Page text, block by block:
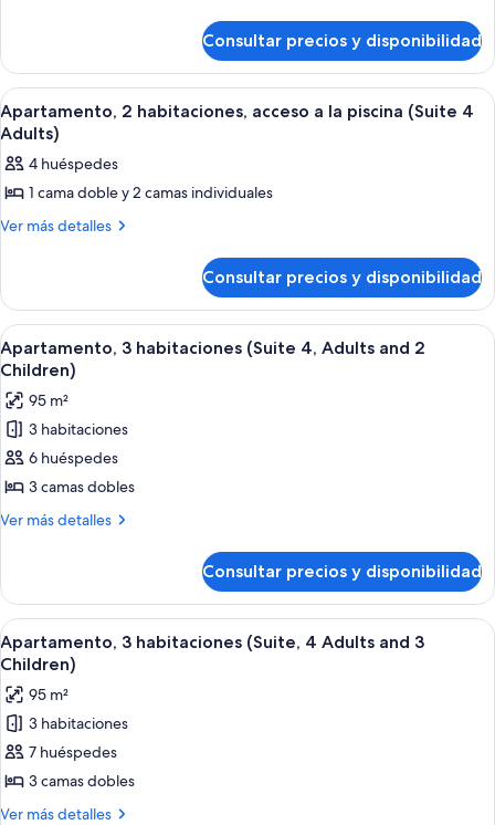
la
piscina
(Suite
2,
Adults
and
Children)
2
habitaciones,
acceso
a
piscina
(Suite
Adults
Consultar precios y disponibilidad
Abrir
todas
las
fotos
de
Apartamento,
acceso
a
la
piscina
(Suite
4
Adults)
Un dormitorio con una cama
6
Apartamento, 2 habitaciones, acceso a la piscina (Suite 4
Adults)
4 huéspedes
1 cama doble y 2 camas individuales
Ver más detalles
Más
2
habitaciones,
acceso
a
piscina
(Suite
4
Adults)
Consultar precios y disponibilidad
Abrir
todas
las
fotos
de
Apartamento,
3
habitaciones
Adults
and
2
Children)
Habitación de hotel con cama,
6
Apartamento, 3 habitaciones (Suite 4, Adults and 2
Children)
95 m²
3 habitaciones
6 huéspedes
3 camas dobles
Ver más detalles
Más
3
habitaciones
(Suite
4,
and
2
Children)
Consultar precios y disponibilidad
Abrir
todas
las
fotos
de
Apartamento,
3
habitaciones
Habitación de hotel con cama,
6
Apartamento, 3 habitaciones (Suite, 4 Adults and 3
Children)
95 m²
3 habitaciones
7 huéspedes
3 camas dobles
Ver más detalles
Más